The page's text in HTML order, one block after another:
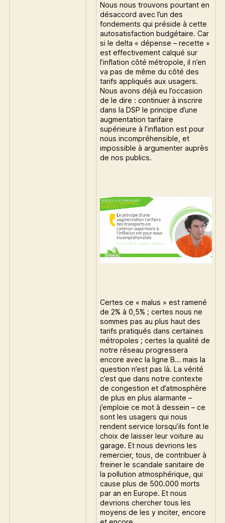
Nous nous trouvons pourtant en
désaccord avec l’un des
fondements qui préside à cette
autosatisfaction budgétaire. Car
si le delta « dépense – recette »
est effectivement calqué sur
l’inflation côté métropole, il n’en
va pas de même du côté des
tarifs appliqués aux usagers.
Nous avons déjà eu l’occasion
de le dire : continuer à inscrire
dans la DSP le principe d’une
augmentation tarifaire
supérieure à l’inflation est pour
nous incompréhensible, et
impossible à argumenter auprès
de nos publics.
Certes ce « malus » est ramené
de 2% à 0,5% ; certes nous ne
sommes pas au plus haut des
tarifs pratiqués dans certaines
métropoles ; certes la qualité de
notre réseau progressera
encore avec la ligne B… mais la
question n’est pas là. La vérité
c’est que dans notre contexte
de congestion et d’atmosphère
de plus en plus alarmante –
j’emploie ce mot à dessein – ce
sont les usagers qui nous
rendent service lorsqu’ils font le
choix de laisser leur voiture au
garage. Et nous devrions les
remercier, tous, de contribuer à
freiner le scandale sanitaire de
la pollution atmosphérique, qui
cause plus de 500.000 morts
par an en Europe. Et nous
devrions chercher tous les
moyens de les y inciter, encore